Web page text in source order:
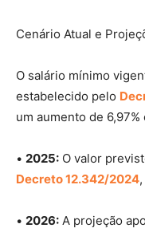
Cenário Atual e
O salário mínimo
estabelecido pelo
um aumento de
• 2025: O valor
Decreto 12.342/2024
• 2026: A projeção